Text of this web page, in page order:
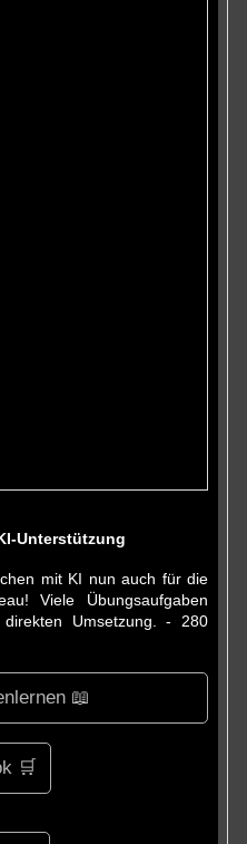
Unterstützung
mit KI nun auch für die
Viele Übungsaufgaben
Umsetzung. - 280
📖
🛒